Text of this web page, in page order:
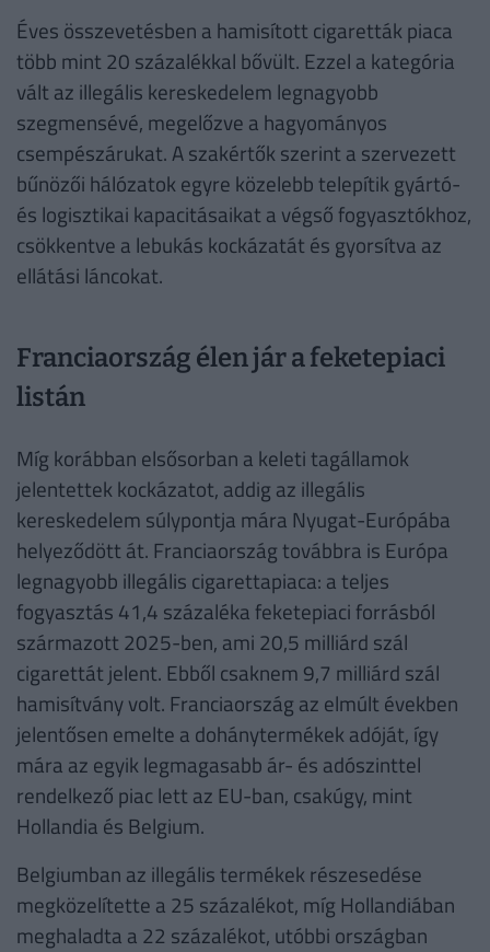
Éves összevetésben a hamisított cigaretták piaca
több mint 20 százalékkal bővült. Ezzel a kategória
vált az illegális kereskedelem legnagyobb
szegmensévé, megelőzve a hagyományos
csempészárukat. A szakértők szerint a szervezett
bűnözői hálózatok egyre közelebb telepítik gyártó-
és logisztikai kapacitásaikat a végső fogyasztókhoz,
csökkentve a lebukás kockázatát és gyorsítva az
ellátási láncokat.
Franciaország élen jár a feketepiaci
listán
Míg korábban elsősorban a keleti tagállamok
jelentettek kockázatot, addig az illegális
kereskedelem súlypontja mára Nyugat-Európába
helyeződött át. Franciaország továbbra is Európa
legnagyobb illegális cigarettapiaca: a teljes
fogyasztás 41,4 százaléka feketepiaci forrásból
származott 2025-ben, ami 20,5 milliárd szál
cigarettát jelent. Ebből csaknem 9,7 milliárd szál
hamisítvány volt. Franciaország az elmúlt években
jelentősen emelte a dohánytermékek adóját, így
mára az egyik legmagasabb ár- és adószinttel
rendelkező piac lett az EU-ban, csakúgy, mint
Hollandia és Belgium.
Belgiumban az illegális termékek részesedése
megközelítette a 25 százalékot, míg Hollandiában
meghaladta a 22 százalékot, utóbbi országban